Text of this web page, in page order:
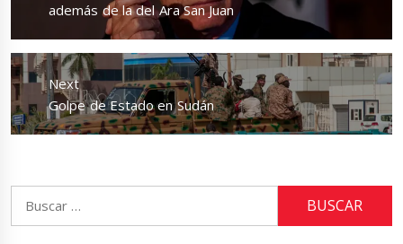
además de la del Ara San Juan
Next
Next
post:
Golpe de Estado en Sudán